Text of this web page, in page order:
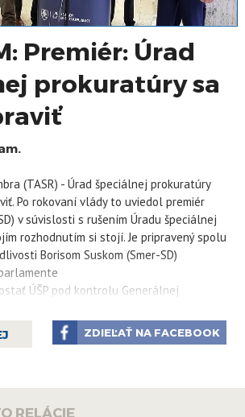
Premiér: Úrad
prokuratúry sa
(TASR) - Úrad špeciálnej prokuratúry
Po rokovaní vlády to uviedol premiér
v súvislosti s rušením Úradu špeciálnej
rozhodnutím si stojí. Je pripravený spolu
Borisom Suskom (Smer-SD)
ÚŠP pod kontrolu Generálnej
že je pripravená zvládnuť mnohé
sa ÚŠP zaoberala. "ÚŠP sa
ZDIEĽAŤ NA FACEBOOK
RELÁCIE